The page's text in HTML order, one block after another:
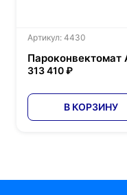
Артикул: 4430
Пароконвектомат
313 410 ₽
В КОРЗИНУ